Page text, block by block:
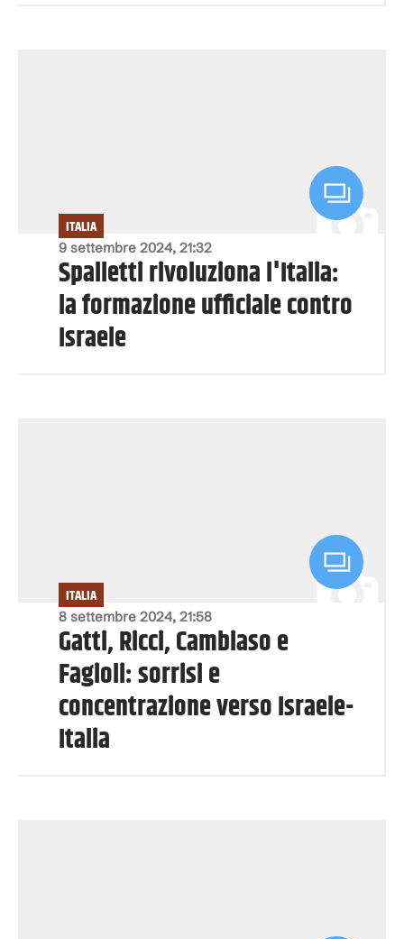
9 settembre 2024, 21:32
ITALIA
Spalletti rivoluziona l'Italia:
la formazione ufficiale contro
Israele
8 settembre 2024, 21:58
ITALIA
Gatti, Ricci, Cambiaso e
Fagioli: sorrisi e
concentrazione verso Israele-
Italia